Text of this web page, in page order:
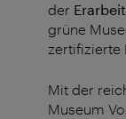
der
grüne
zertifizierte
Mit der
Museum